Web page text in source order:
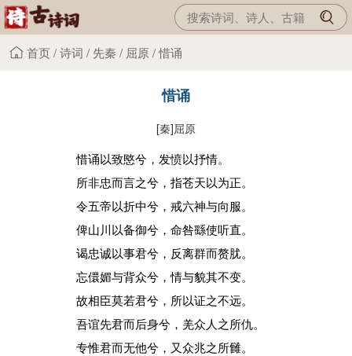
首页/诗词 / 先秦 / 屈原/惜诵
惜诵
[秦]屈原
惜诵以致愍兮，发愤以抒情。
所非忠而言之兮，指苍天以为正。
令五帝以折中兮，戒六神与向服。
俾山川以备御兮，命咎繇使听直。
谒忠诚以事君兮，反离群而赘肬。
忘儇媚与背众兮，情与貌其不变。
故相臣莫若君兮，所以证之不远。
吾谊先君而后身兮，羌众人之所仇。
专惟君而无他兮，又众兆之所雠。